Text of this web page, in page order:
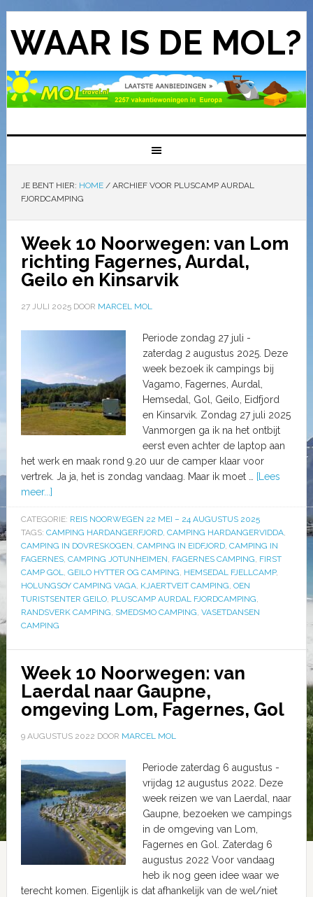
WAAR IS DE MOL?
JE BENT HIER: HOME /ARCHIEF VOOR PLUSCAMP AURDAL
FJORDCAMPING
Week 10 Noorwegen: van Lom
richting Fagernes, Aurdal,
Geilo en Kinsarvik
27 JULI 2025DOOR MARCEL MOL
Periode zondag 27 juli -
zaterdag 2 augustus 2025. Deze
week bezoek ik campings bij
Vagamo, Fagernes, Aurdal,
Hemsedal, Gol, Geilo, Eidfjord
en Kinsarvik. Zondag 27 juli 2025
Vanmorgen ga ik na het ontbijt
eerst even achter de laptop aan
het werk en maak rond 9.20 uur de camper klaar voor
vertrek. Ja ja, het is zondag vandaag. Maar ik moet …
[Lees
meer...]
CATEGORIE: REIS NOORWEGEN 22 MEI – 24 AUGUSTUS 2025
TAGS: CAMPING HARDANGERFJORD, CAMPING HARDANGERVIDDA,
CAMPING IN DOVRESKOGEN, CAMPING IN EIDFJORD, CAMPING IN
FAGERNES, CAMPING JOTUNHEIMEN, FAGERNES CAMPING, FIRST
CAMP GOL, GEILO HYTTER OG CAMPING, HEMSEDAL FJELLCAMP,
HOLUNGSOY CAMPING VAGA, KJAERTVEIT CAMPING, OEN
TURISTSENTER GEILO, PLUSCAMP AURDAL FJORDCAMPING,
RANDSVERK CAMPING, SMEDSMO CAMPING, VASETDANSEN
CAMPING
Week 10 Noorwegen: van
Laerdal naar Gaupne,
omgeving Lom, Fagernes, Gol
9 AUGUSTUS 2022 DOOR MARCEL MOL
Periode zaterdag 6 augustus -
vrijdag 12 augustus 2022. Deze
week reizen we van Laerdal, naar
Gaupne, bezoeken we campings
in de omgeving van Lom,
Fagernes en Gol. Zaterdag 6
augustus 2022 Voor vandaag
heb ik nog geen idee waar we
terecht komen. Eigenlijk is dat afhankelijk van de wel/niet